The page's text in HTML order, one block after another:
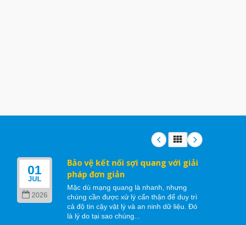
01
JUL
2026
Bảo vệ kết nối sợi quang với giải
pháp đơn giản
Mặc dù mạng quang là nhanh, nhưng
chúng cần được xử lý cẩn thận để duy trì
cả độ tin cậy vật lý và an ninh dữ liệu. Đó
là lý do tại sao chúng...